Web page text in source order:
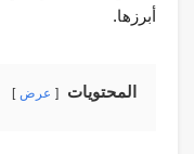
أبرزها.
المحتويات عرض